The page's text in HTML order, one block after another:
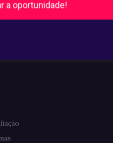
a oportunidade!